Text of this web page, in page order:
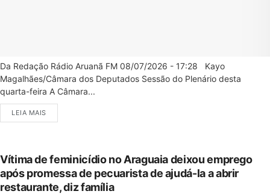
Da Redação Rádio Aruanã FM 08/07/2026 - 17:28 Kayo
Magalhães/Câmara dos Deputados Sessão do Plenário desta
quarta-feira A Câmara...
LEIA MAIS
Vítima de feminicídio no Araguaia deixou emprego
após promessa de pecuarista de ajudá-la a abrir
restaurante, diz família